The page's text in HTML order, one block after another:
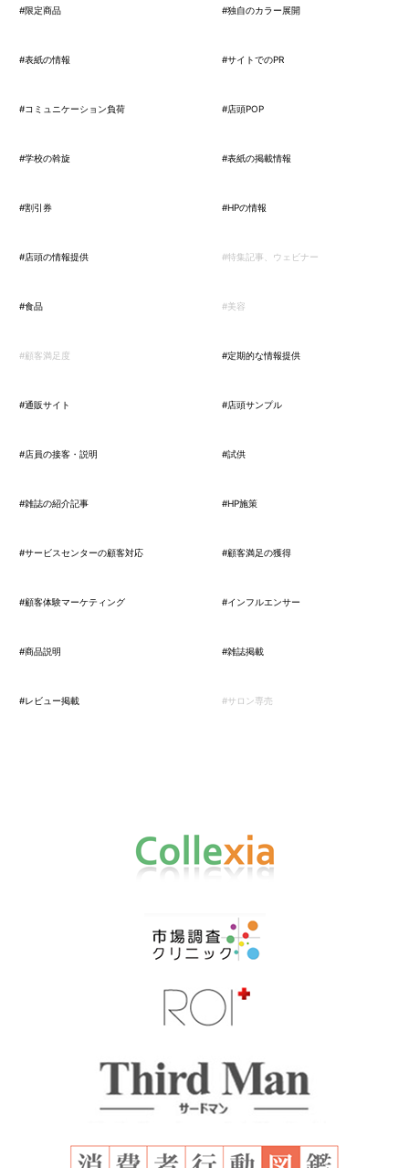
#限定商品 #独自のカラー展開
#表紙の情報 #サイトでのPR
#コミュニケーション負荷 #店頭POP
#学校の斡旋 #表紙の掲載情報
#割引券 #HPの情報
#店頭の情報提供 #特集記事、ウェビナー
#食品 #美容
#顧客満足度 #定期的な情報提供
#通販サイト #店頭サンプル
#店員の接客・説明 #試供
#雑誌の紹介記事 #HP施策
#サービスセンターの顧客対応 #顧客満足の獲得
#顧客体験マーケティング #インフルエンサー
#商品説明 #雑誌掲載
#レビュー掲載 #サロン専売